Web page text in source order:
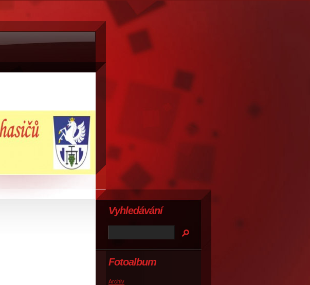
Fotoalbum
Archiv
Vyhledávání